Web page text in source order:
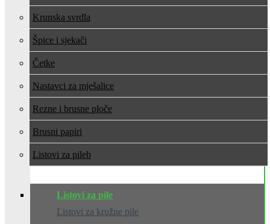
Krunska svrdla
Špice i sjekači
Četke
Nastavci za mješalice
Rezne i brusne ploče
Brusni papiri
Listovi za pile
Listovi za pile
Listovi za kružne pile